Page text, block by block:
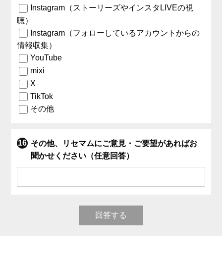
Instagram（ストーリーズやインスタLIVEの視
聴）
Instagram（フォローしているアカウントからの
情報収集）
YouTube
mixi
X
TikTok
その他
その他、リセマムにご意見・ご要望があればお
聞かせください（任意回答）
回答する